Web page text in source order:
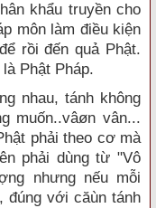
khẩu truyền cho
môn làm điều kiện
rồi đến quả Phật.
Phật Pháp.
nhau, tánh không
muốn..vâøn vân...
phải theo cơ mà
phải dùng từ "Vô
nhưng nếu mỗi
đúng với căùn tánh